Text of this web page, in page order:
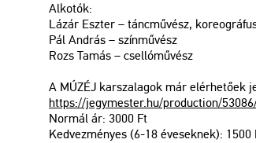
Al­ko­tók:
Lázár Esz­ter – tánc­mű­vész,
Pál And­rás – szín­mű­vész
Rozs Tamás – csel­ló­mű­vész
A MÚZÉJ kar­sza­la­gok már el­ér­he­tő­ek
https://​jegy­mes­ter.​hu/​pro­duc­ti­on/​
Nor­mál ár: 3000 Ft
Ked­vez­mé­nyes (6-18 éve­sek­nek): 1500